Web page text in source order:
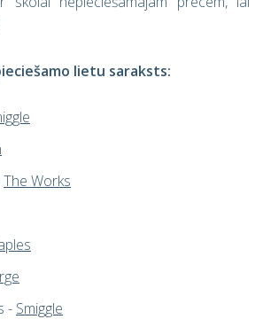
lietu saraksts:
The Works
- Smiggle